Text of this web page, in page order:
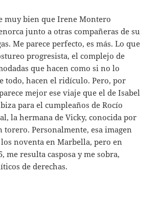
muy bien que Irene Montero
junto a otras compañeras de su
Me parece perfecto, es más. Lo que
progresista, el complejo de
que hacen como si no lo
todo, hacen el ridículo. Pero, por
mejor ese viaje que el de Isabel
para el cumpleaños de Rocío
la hermana de Vicky, conocida por
torero. Personalmente, esa imagen
los noventa en Marbella, pero en
me resulta casposa y me sobra,
de derechas.